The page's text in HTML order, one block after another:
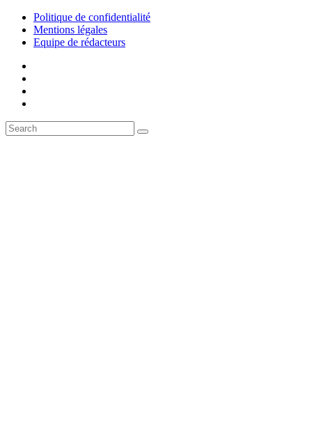
Politique de confidentialité
Mentions légales
Equipe de rédacteurs